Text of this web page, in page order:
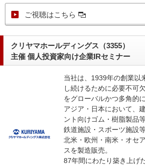
ご視聴はこちら
クリヤマホールディングス（3355）
主催 個人投資家向け企業IRセミナー
当社は、1939年の創業以
し続けるために必要不可
をグローバルかつ多角的に
アジア・日本において、
ント向けゴム・樹脂製品
鉄道施設・スポーツ施設
北米・欧州・南米・オセ
スを製造販売。
87年間にわたり築き上げ